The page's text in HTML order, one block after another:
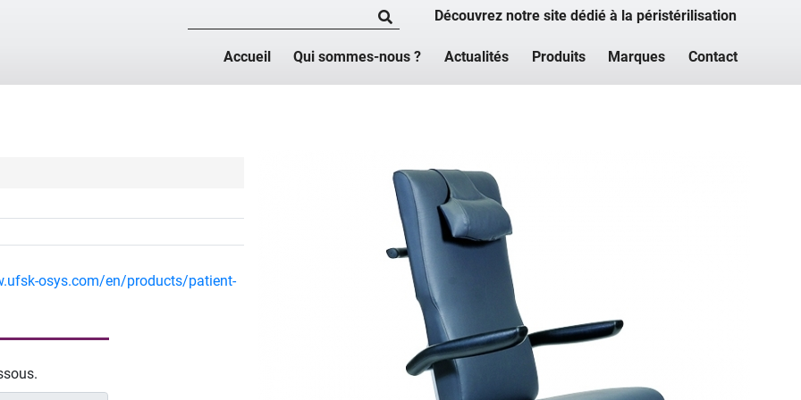
Découvrez notre site dédié à la péristérilisation
Accueil Qui sommes-nous ? Actualités Produits Marques Contact
osys.com/en/products/patient-